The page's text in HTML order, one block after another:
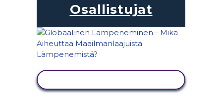
Osallistujat